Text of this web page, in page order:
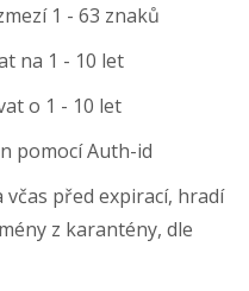
1 - 63 znaků
na 1 - 10 let
o 1 - 10 let
pomocí Auth-id
před expirací, hradí
z karantény, dle